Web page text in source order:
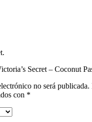
Secret – Coconut
no será publicada.
con *